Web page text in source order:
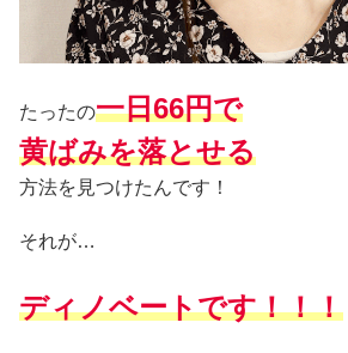
たったの一日66円で
黄ばみを落とせる
方法を見つけたんです！
それが…
ディノベートです！！！